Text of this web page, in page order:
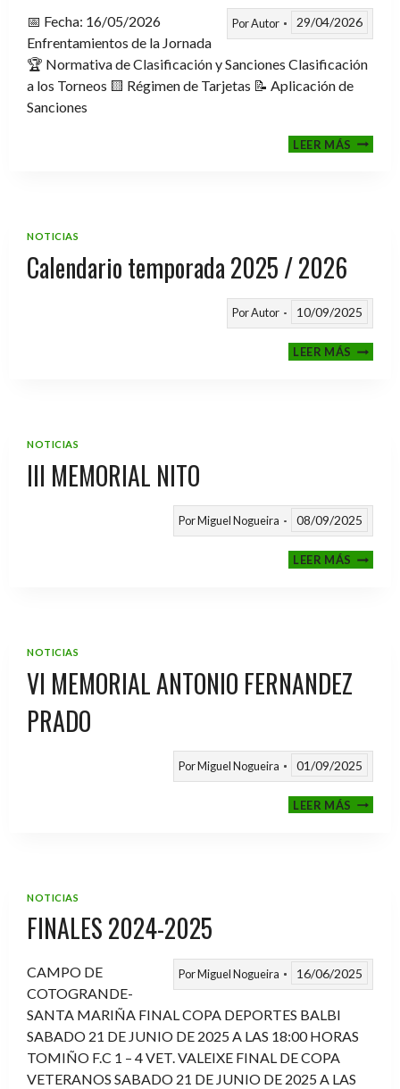
PorAutor 29/04/2026
📅 Fecha: 16/05/2026
Enfrentamientos de la Jornada
🏆 Normativa de Clasificación y Sanciones Clasificación
a los Torneos 🟨 Régimen de Tarjetas 📝 Aplicación de
Sanciones
LEER MÁSFASE
NOTICIAS
Calendario temporada 2025 / 2026
PorAutor 10/09/2025
LEER MÁS
NOTICIAS
III MEMORIAL NITO
PorMiguel Nogueira 08/09/2025
LEER MÁSIII
NOTICIAS
VI MEMORIAL ANTONIO FERNANDEZ
PRADO
PorMiguel Nogueira 01/09/2025
LEER MÁSVI
NOTICIAS
FINALES 2024-2025
PorMiguel Nogueira 16/06/2025
CAMPO DE
COTOGRANDE-
SANTA MARIÑA FINAL COPA DEPORTES BALBI
SABADO 21 DE JUNIO DE 2025 A LAS 18:00 HORAS
TOMIÑO F.C 1 – 4 VET. VALEIXE FINAL DE COPA
VETERANOS SABADO 21 DE JUNIO DE 2025 A LAS